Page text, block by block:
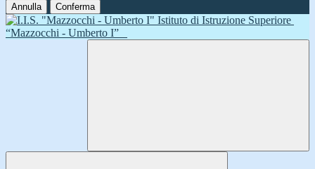
Annulla Conferma
Istituto di Istruzione Superiore
“Mazzocchi - Umberto I”